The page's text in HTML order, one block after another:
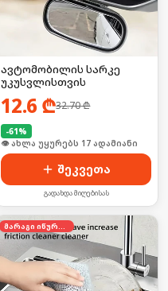
ავტომობილის სარკე
უკუსვლისთვის
12.6 ₾32.70₾
-61%
🛒 ბოლო 24სთ-ში იყიდა 23-მა
შეკვეთა
გადახდა მიღებისას
მარაგი იწურება